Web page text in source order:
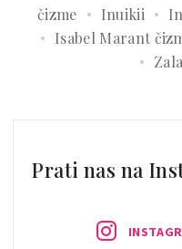
čizme Inuikii
Isabel Marant
Prati nas na